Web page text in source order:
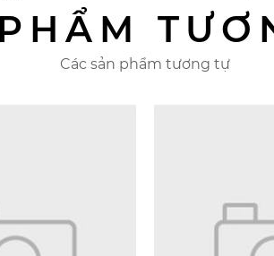
Các sản phẩm tương tự